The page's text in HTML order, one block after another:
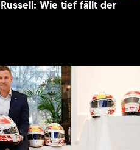
Wie tief fällt der